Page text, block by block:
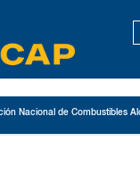
Nacional de Combustibles